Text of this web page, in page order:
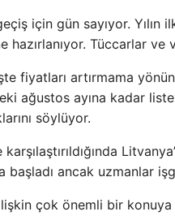
için gün sayıyor.
hazırlanıyor. Tüccarlar
fiyatları artırmama
ağustos ayına kadar
söylüyor.
ancak uzmanlar
ilişkin çok önemli bir